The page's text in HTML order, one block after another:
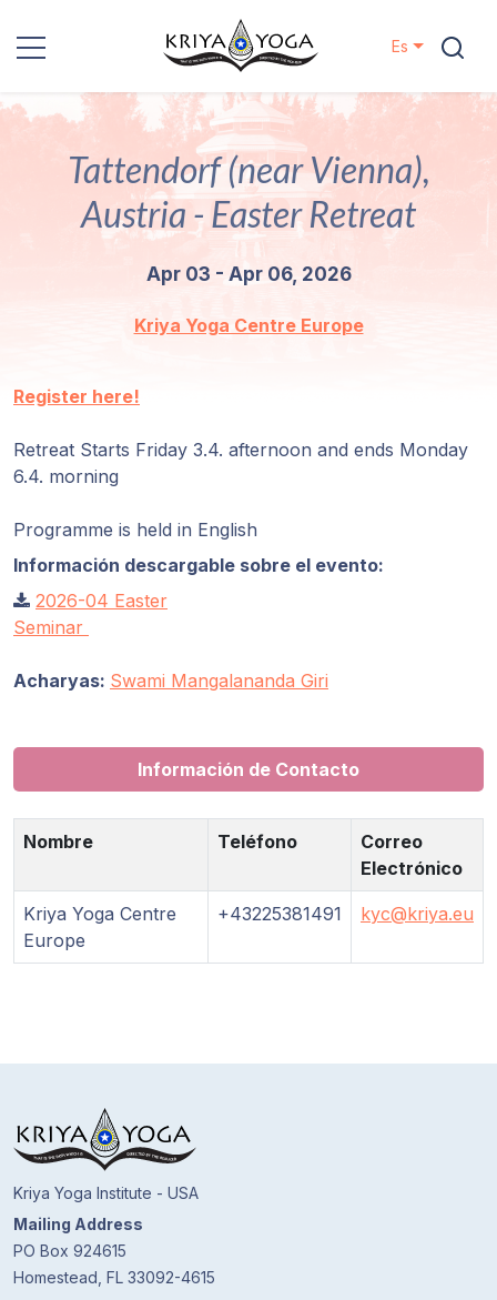
Kriya Yoga
Proyectos
Contactos
Linaje
de Guruji
Discursos
Es
Tattendorf (near Vienna),
Austria - Easter Retreat
Apr 03 - Apr 06, 2026
Kriya Yoga Centre Europe
Register here!
Retreat Starts Friday 3.4. afternoon and ends Monday
6.4. morning
Programme is held in English
Información descargable sobre el evento:
2026-04 Easter
Seminar
Acharyas: Swami Mangalananda Giri
Información de Contacto
Nombre Teléfono
Correo
Electrónico
Kriya Yoga Centre
Europe
+43225381491 kyc@kriya.eu
Kriya Yoga Institute - USA
Mailing Address
PO Box 924615
Homestead, FL 33092-4615